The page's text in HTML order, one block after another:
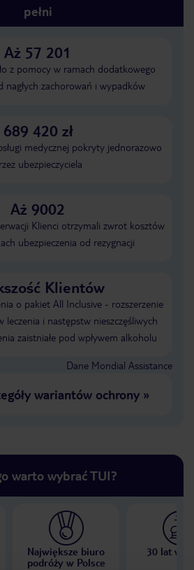
pełni
Aż 57 201
z pomocy w ramach dodatkowego
nagłych zachorowań i wypadków
689 420 zł
medycznej pokryty jednorazowo
ubezpieczyciela
Aż 9002
Klienci otrzymali zwrot kosztów
ubezpieczenia od rezygnacji
Klientów
o pakiet All Inclusive - rozszerzenie
i następstw nieszczęśliwych
zaistniałe pod wpływem alkoholu
Dane Mondial Assistance
wariantów ochrony»
warto wybrać TUI?
Największe biuro
podróży w Polsce
30 lat w